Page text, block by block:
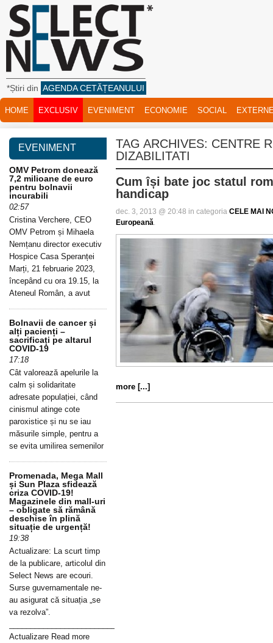
*Știri din AGENDA CETĂȚEANULUI
HOME EXCLUSIV EVENIMENT ECONOMIE SOCIAL
TAG ARCHIVES: CENTRE
DIZABILITATI
Cum își bate joc statul
handicap
dec. 3, 2013 @ 20:48 in categoria CELE MAI
Europeană.
more [...]
EVENIMENT
OMV Petrom donează
7,2 milioane de euro
pentru bolnavii
incurabili
02:57
Cristina Verchere, CEO
OMV Petrom și Mihaela
Nemțanu director executiv
Hospice Casa Speranței
Marți, 21 februarie 2023,
începând cu ora 19.15, la
Ateneul Român, a avut
Bolnavii de cancer și
alți pacienți –
sacrificați pe altarul
COVID-19
17:18
Cât valorează apelurile la
calm și solidaritate
adresate populației, când
cinismul atinge cote
paroxistice și nu se iau
măsurile simple, pentru a
se evita umilirea semenilor
Promenada, Mega Mall
și Sun Plaza sfidează
criza COVID-19!
Magazinele din mall-uri
– obligate să rămână
deschise în plină
situație de urgență!
19:38
Actualizare: La scurt timp
de la publicare, articolul din
Select News are ecouri.
Surse guvernamentale ne-
au asigurat că situația „se
va rezolva”.
Actualizare Read more